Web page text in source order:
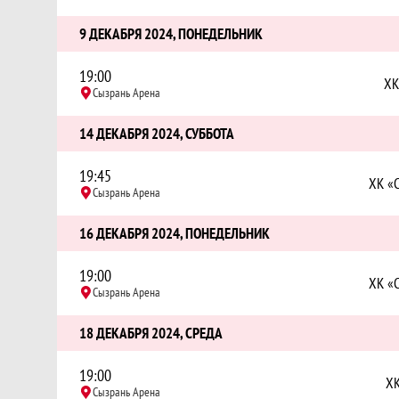
9 ДЕКАБРЯ 2024, ПОНЕДЕЛЬНИК
19:00
Сызрань Арена
14 ДЕКАБРЯ 2024, СУББОТА
19:45
Сызрань Арена ХК
16 ДЕКАБРЯ 2024, ПОНЕДЕЛЬНИК
19:00
Сызрань Арена ХК
18 ДЕКАБРЯ 2024, СРЕДА
19:00
Сызрань Арена